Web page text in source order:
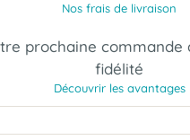
Nos frais de livraison
prochaine commande
fidélité
Découvrir les avantages